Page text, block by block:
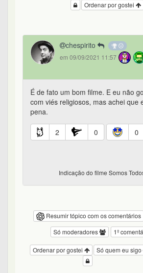
Ordenar por gostei
chespirito
em 09/09/2021 11:57
É de fato um bom filme. E eu não
com viés religiosos, mas achei que
pena.
2 0 0
Indicação do filme Somos
Resumir tópico com os comentários
1º
Só moderadores
Só quem eu sigo
Ordenar por gostei